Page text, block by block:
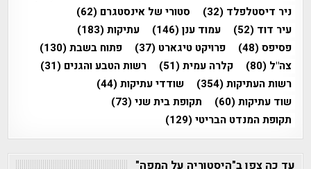
ניר דיסטלפלד (32) סטורי של אינסטגרם (62)
עיר דוד (52) עמוד ענן(146) עתיקות(183)
פסיפס(48) פרויקט טיגארט (37) פתוח בשבת(130)
צה"ל (80) קלרה עמית(51) רשות הטבע והגנים (31)
רשות העתיקות(354) שודדי עתיקות(44)
שוד עתיקות(60) תקופת בית שני(73)
תקופת המנדט הבריטי(129)